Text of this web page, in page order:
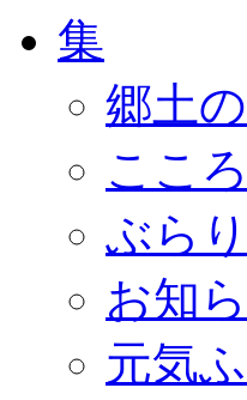
郷土
ここ
ぶら
お知
元気